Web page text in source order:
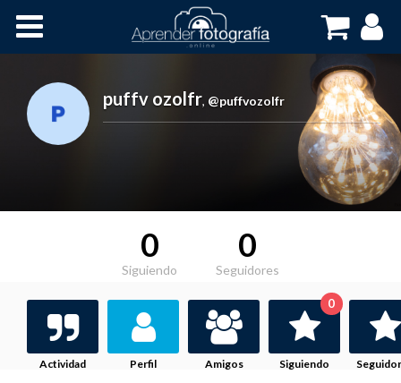
Cursos OnLine
puffv ozolfr, @puffvozolfr
0
Siguiendo
0
Seguidores
Actividad Perfil Amigos Siguiendo
0